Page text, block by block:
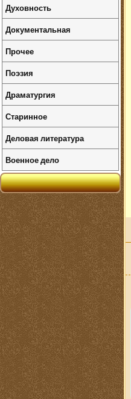
Духовность
Документальная
Прочее
Поэзия
Драматургия
Старинное
Деловая литература
Военное дело